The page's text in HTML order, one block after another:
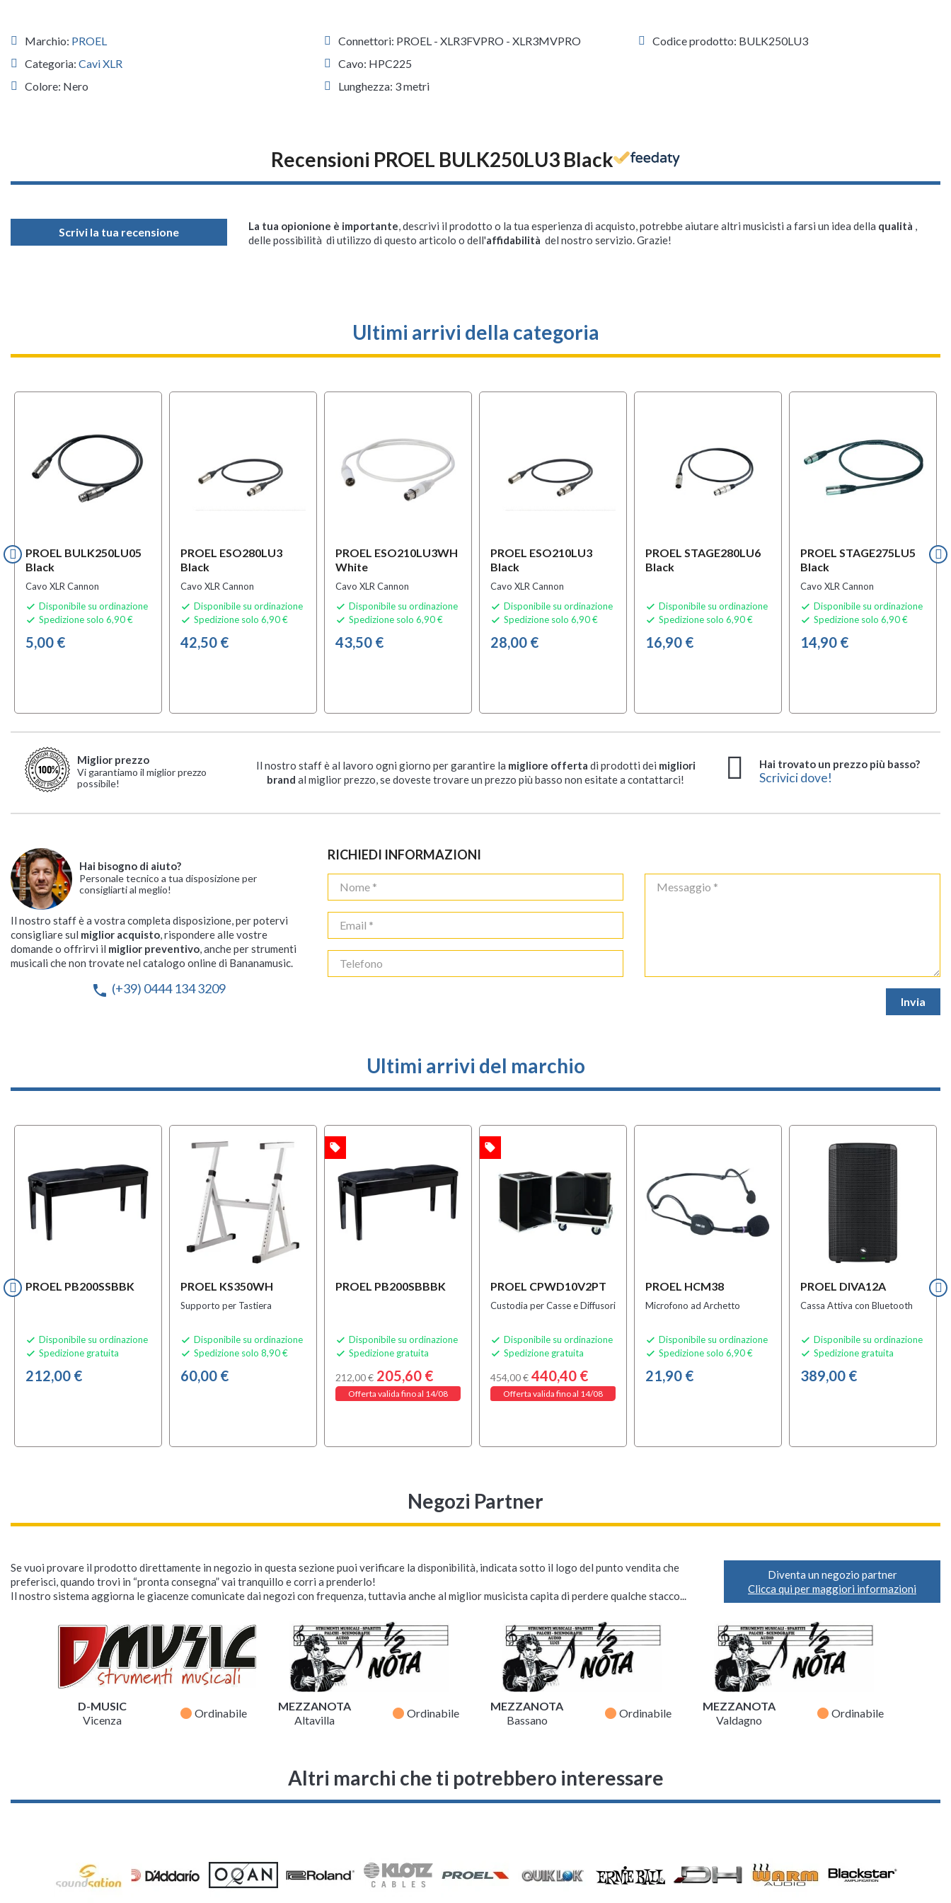
Marchio: PROEL
Categoria: Cavi XLR
Colore: Nero
Connettori: PROEL - XLR3FVPRO - XLR3MVPRO
Cavo: HPC225
Lunghezza: 3 metri
Codice prodotto: BULK250LU3
Recensioni PROEL BULK250LU3 Black
Scrivi la tua recensione La tua opionione è importante, descrivi il prodotto o la tua esperienza di acquisto, potrebbe aiutare altri musicisti a farsi un idea della qualità ,
delle possibilità di utilizzo di questo articolo o dell'affidabilità del nostro servizio. Grazie!
Ultimi arrivi della categoria
PROEL BULK250LU05
Black
Cavo XLR Cannon
 Disponibile su ordinazione
 Spedizione solo 6,90 €
5,00 €
PROEL ESO280LU3
Black
Cavo XLR Cannon
 Disponibile su ordinazione
 Spedizione solo 6,90 €
42,50 €
PROEL ESO210LU3WH
White
Cavo XLR Cannon
 Disponibile su ordinazione
 Spedizione solo 6,90 €
43,50 €
PROEL ESO210LU3
Black
Cavo XLR Cannon
 Disponibile su ordinazione
 Spedizione solo 6,90 €
28,00 €
PROEL STAGE280LU6
Black
 Disponibile su ordinazione
 Spedizione solo 6,90 €
16,90 €
PROEL STAGE275LU5
Black
Cavo XLR Cannon
 Disponibile su ordinazione
 Spedizione solo 6,90 €
14,90 €
Miglior prezzo
Vi garantiamo il miglior prezzo
possibile!
Il nostro staff è al lavoro ogni giorno per garantire la migliore offerta di prodotti dei migliori
brand al miglior prezzo, se doveste trovare un prezzo più basso non esitate a contattarci!
Hai trovato un prezzo più basso?
Scrivici dove!
Hai bisogno di aiuto?
Personale tecnico a tua disposizione per
consigliarti al meglio!
Il nostro staff è a vostra completa disposizione, per potervi
consigliare sul miglior acquisto, rispondere alle vostre
domande o offrirvi il miglior preventivo, anche per strumenti
musicali che non trovate nel catalogo online di Bananamusic.
phone (+39) 0444 134 3209
RICHIEDI INFORMAZIONI
Ultimi arrivi del marchio
PROEL PB200SSBBK
 Disponibile su ordinazione
 Spedizione gratuita
212,00 €
PROEL KS350WH
Supporto per Tastiera
 Disponibile su ordinazione
 Spedizione solo 8,90 €
60,00 €
PROEL PB200SBBBK
 Disponibile su ordinazione
 Spedizione gratuita
212,00 € 205,60 €
Offerta valida fino al 14/08
OFFERTA local_offer
PROEL CPWD10V2PT
Custodia per Casse e Diffusori
 Disponibile su ordinazione
 Spedizione gratuita
454,00 € 440,40 €
Offerta valida fino al 14/08
local_offer
PROEL HCM38
Microfono ad Archetto
 Disponibile su ordinazione
 Spedizione solo 6,90 €
21,90 €
PROEL DIVA12A
Cassa Attiva con Bluetooth
 Disponibile su ordinazione
 Spedizione gratuita
389,00 €
Negozi Partner
Se vuoi provare il prodotto direttamente in negozio in questa sezione puoi verificare la disponibilità, indicata sotto il logo del punto vendita che
preferisci, quando trovi in “pronta consegna” vai tranquillo e corri a prenderlo!
Il nostro sistema aggiorna le giacenze comunicate dai negozi con frequenza, tuttavia anche al miglior musicista capita di perdere qualche stacco...
Diventa un negozio partner
Clicca qui per maggiori informazioni
D-MUSIC
Vicenza
fiber_manual_record Ordinabile
MEZZANOTA
Altavilla
fiber_manual_record Ordinabile
MEZZANOTA
Bassano
fiber_manual_record Ordinabile
MEZZANOTA
Valdagno
fiber_manual_record Ordinabile
Altri marchi che ti potrebbero interessare